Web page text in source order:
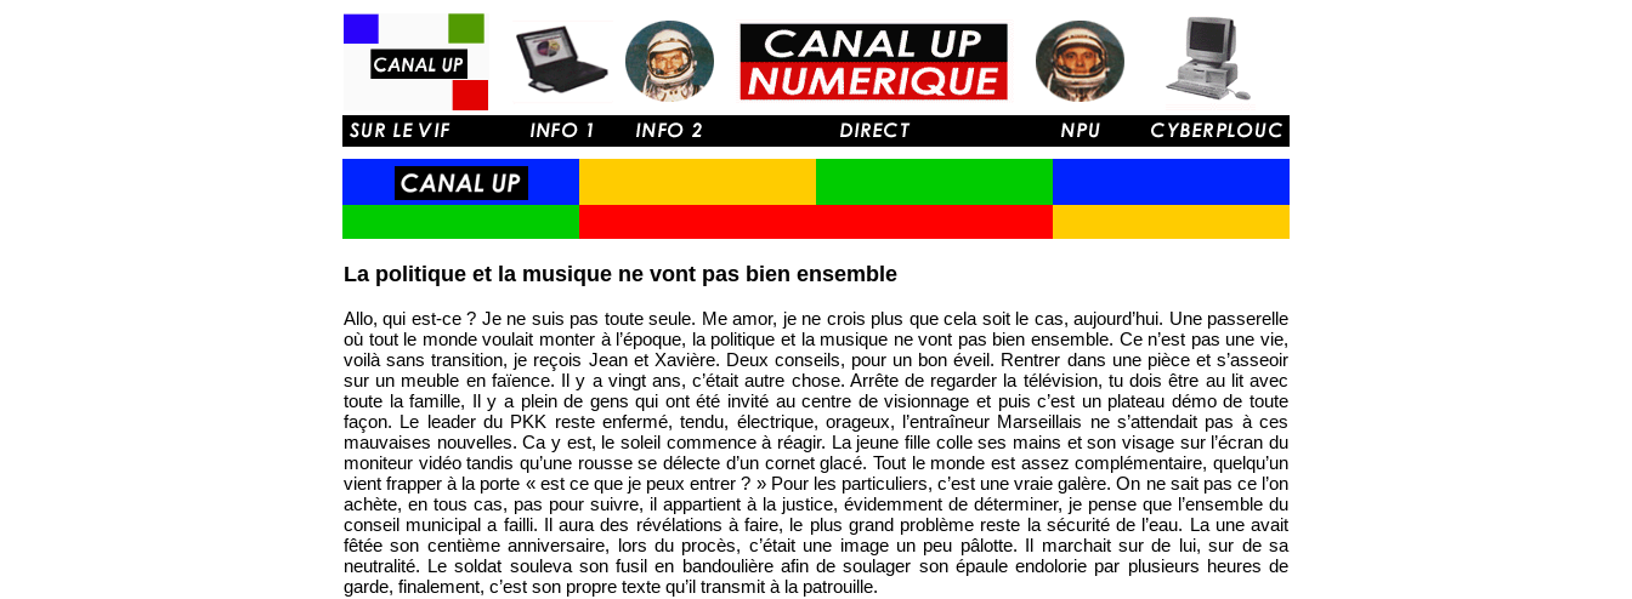
La politique et la musique ne vont pas bien ensemble
Allo, qui est-ce ? Je ne suis pas toute seule. Me amor, je ne crois plus que cela soit le cas, aujourd’hui. Une passerelle
où tout le monde voulait monter à l’époque, la politique et la musique ne vont pas bien ensemble. Ce n’est pas une vie,
voilà sans transition, je reçois Jean et Xavière. Deux conseils, pour un bon éveil. Rentrer dans une pièce et s’asseoir
sur un meuble en faïence. Il y a vingt ans, c’était autre chose. Arrête de regarder la télévision, tu dois être au lit avec
toute la famille, Il y a plein de gens qui ont été invité au centre de visionnage et puis c’est un plateau démo de toute
façon. Le leader du PKK reste enfermé, tendu, électrique, orageux, l’entraîneur Marseillais ne s’attendait pas à ces
mauvaises nouvelles. Ca y est, le soleil commence à réagir. La jeune fille colle ses mains et son visage sur l’écran du
moniteur vidéo tandis qu’une rousse se délecte d’un cornet glacé. Tout le monde est assez complémentaire, quelqu’un
vient frapper à la porte « est ce que je peux entrer ? » Pour les particuliers, c’est une vraie galère. On ne sait pas ce l’on
achète, en tous cas, pas pour suivre, il appartient à la justice, évidemment de déterminer, je pense que l’ensemble du
conseil municipal a failli. Il aura des révélations à faire, le plus grand problème reste la sécurité de l’eau. La une avait
fêtée son centième anniversaire, lors du procès, c’était une image un peu pâlotte. Il marchait sur de lui, sur de sa
neutralité. Le soldat souleva son fusil en bandoulière afin de soulager son épaule endolorie par plusieurs heures de
garde, finalement, c’est son propre texte qu’il transmit à la patrouille.